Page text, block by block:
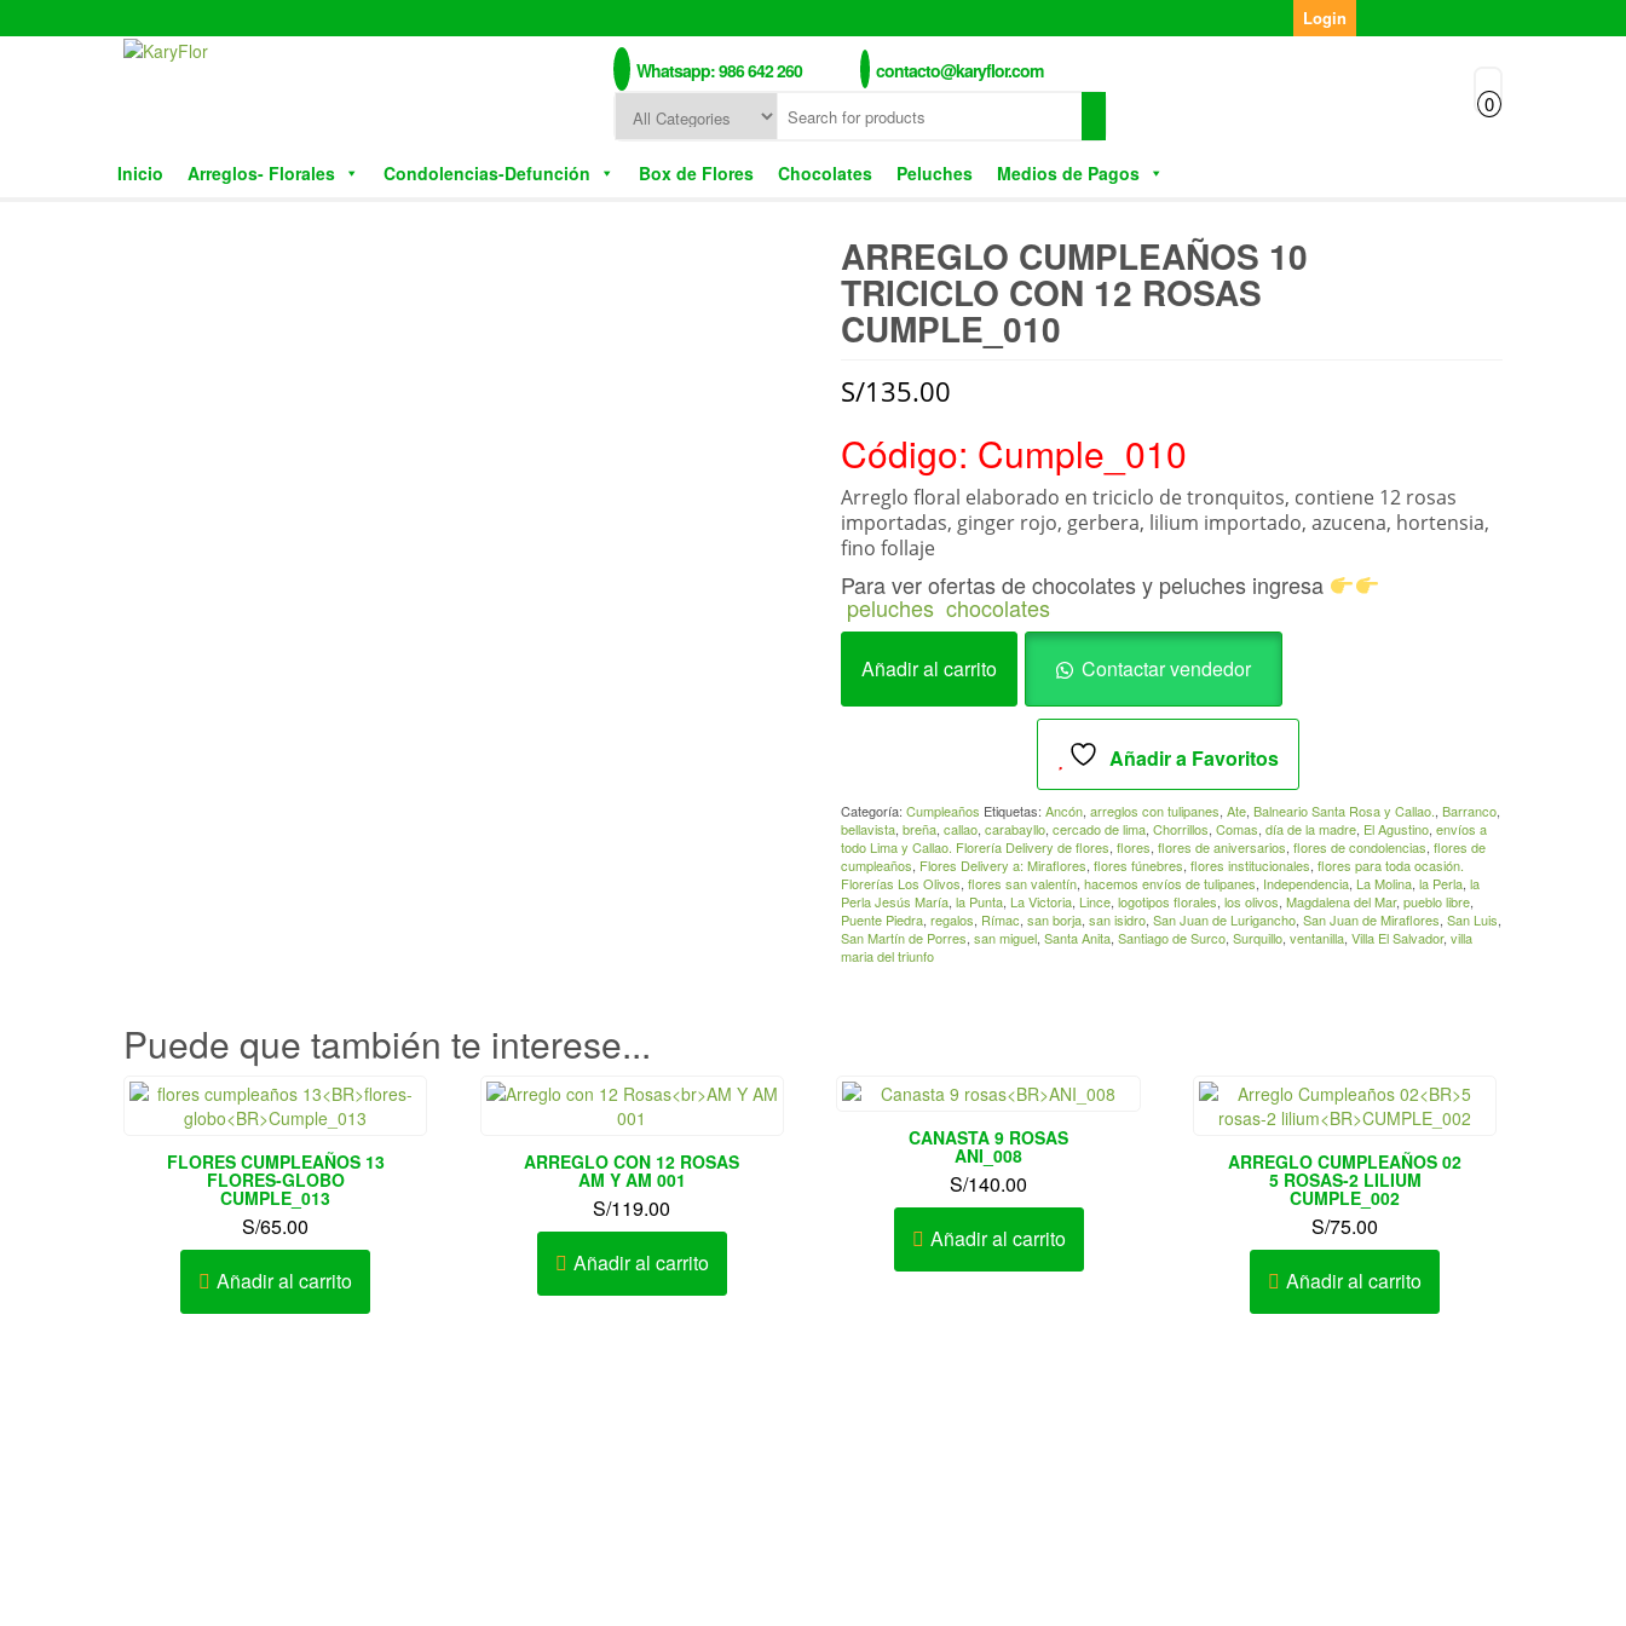
to
Login
Whatsapp: 986 642 260 contacto@karyflor.com
0
Inicio Arreglos- Florales Condolencias-Defunción Box de Flores Chocolates Peluches Medios de Pagos
ARREGLO CUMPLEAÑOS 10
TRICICLO CON 12 ROSAS
CUMPLE_010
S/135.00
Código: Cumple_010
Arreglo floral elaborado en triciclo de tronquitos, contiene 12 rosas
importadas, ginger rojo, gerbera, lilium importado, azucena, hortensia,
fino follaje
Para ver ofertas de chocolates y peluches ingresa
peluches chocolates
Cumpleaños
10Triciclo
cantidad
Añadir al carrito Contactar vendedor
Añadir a Favoritos
Categoría: Cumpleaños Etiquetas: Ancón, arreglos con tulipanes, Ate, Balneario Santa Rosa y Callao., Barranco,
bellavista, breña, callao, carabayllo, cercado de lima, Chorrillos, Comas, día de la madre, El Agustino, envíos a
todo Lima y Callao. Florería Delivery de flores, flores, flores de aniversarios, flores de condolencias, flores de
cumpleaños, Flores Delivery a: Miraflores, flores fúnebres, flores institucionales, flores para toda ocasión.
Florerías Los Olivos, flores san valentín, hacemos envíos de tulipanes, Independencia, La Molina, la Perla, la
Perla Jesús María, la Punta, La Victoria, Lince, logotipos florales, los olivos, Magdalena del Mar, pueblo libre,
Puente Piedra, regalos, Rímac, san borja, san isidro, San Juan de Lurigancho, San Juan de Miraflores, San Luis,
San Martín de Porres, san miguel, Santa Anita, Santiago de Surco, Surquillo, ventanilla, Villa El Salvador, villa
maria del triunfo
Puede que también te interese...
FLORES CUMPLEAÑOS 13
FLORES-GLOBO
CUMPLE_013
S/65.00
Añadir al carrito
ARREGLO CON 12 ROSAS
AM Y AM 001
S/119.00
Añadir al carrito
CANASTA 9 ROSAS
ANI_008
S/140.00
Añadir al carrito
ARREGLO CUMPLEAÑOS 02
5 ROSAS-2 LILIUM
CUMPLE_002
S/75.00
Añadir al carrito